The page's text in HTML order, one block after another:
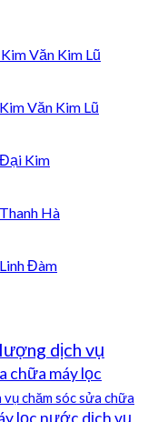
Văn Kim Lũ
Văn Kim Lũ
Kim
Hà
Đàm
dịch vụ
chữa máy lọc
vụ chăm sóc sửa chữa
lọc nước dịch vụ